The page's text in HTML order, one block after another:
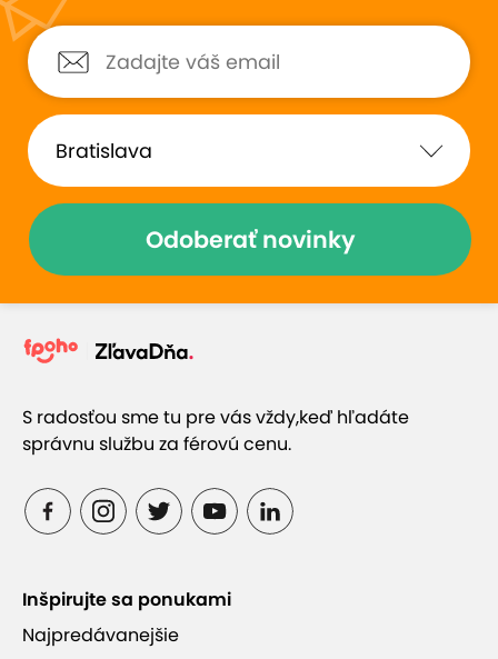
Odoberať novinky
S radosťou sme tu pre vás vždy,keď hľadáte
správnu službu za férovú cenu.
Inšpirujte sa ponukami
Najpredávanejšie